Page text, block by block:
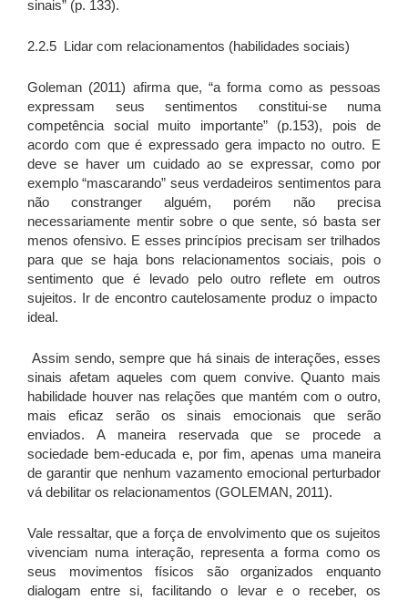
sinais” (p. 133).
2.2.5 Lidar com relacionamentos (habilidades sociais)
Goleman (2011) afirma que, “a forma como as pessoas
expressam seus sentimentos constitui-se numa
competência social muito importante” (p.153), pois de
acordo com que é expressado gera impacto no outro. E
deve se haver um cuidado ao se expressar, como por
exemplo “mascarando” seus verdadeiros sentimentos para
não constranger alguém, porém não precisa
necessariamente mentir sobre o que sente, só basta ser
menos ofensivo. E esses princípios precisam ser trilhados
para que se haja bons relacionamentos sociais, pois o
sentimento que é levado pelo outro reflete em outros
sujeitos. Ir de encontro cautelosamente produz o impacto
ideal.
Assim sendo, sempre que há sinais de interações, esses
sinais afetam aqueles com quem convive. Quanto mais
habilidade houver nas relações que mantém com o outro,
mais eficaz serão os sinais emocionais que serão
enviados. A maneira reservada que se procede a
sociedade bem-educada e, por fim, apenas uma maneira
de garantir que nenhum vazamento emocional perturbador
vá debilitar os relacionamentos (GOLEMAN, 2011).
Vale ressaltar, que a força de envolvimento que os sujeitos
vivenciam numa interação, representa a forma como os
seus movimentos físicos são organizados enquanto
dialogam entre si, facilitando o levar e o receber, os